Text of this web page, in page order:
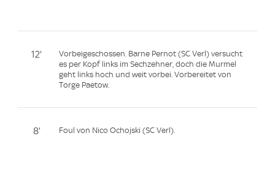
12'
Vorbeigeschossen. Barne Pernot (SC Verl) versucht
es per Kopf links im Sechzehner, doch die Murmel
geht links hoch und weit vorbei. Vorbereitet von
Torge Paetow.
8' Foul von Nico Ochojski (SC Verl).